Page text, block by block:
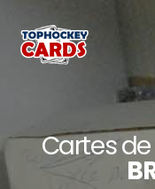
Cartes